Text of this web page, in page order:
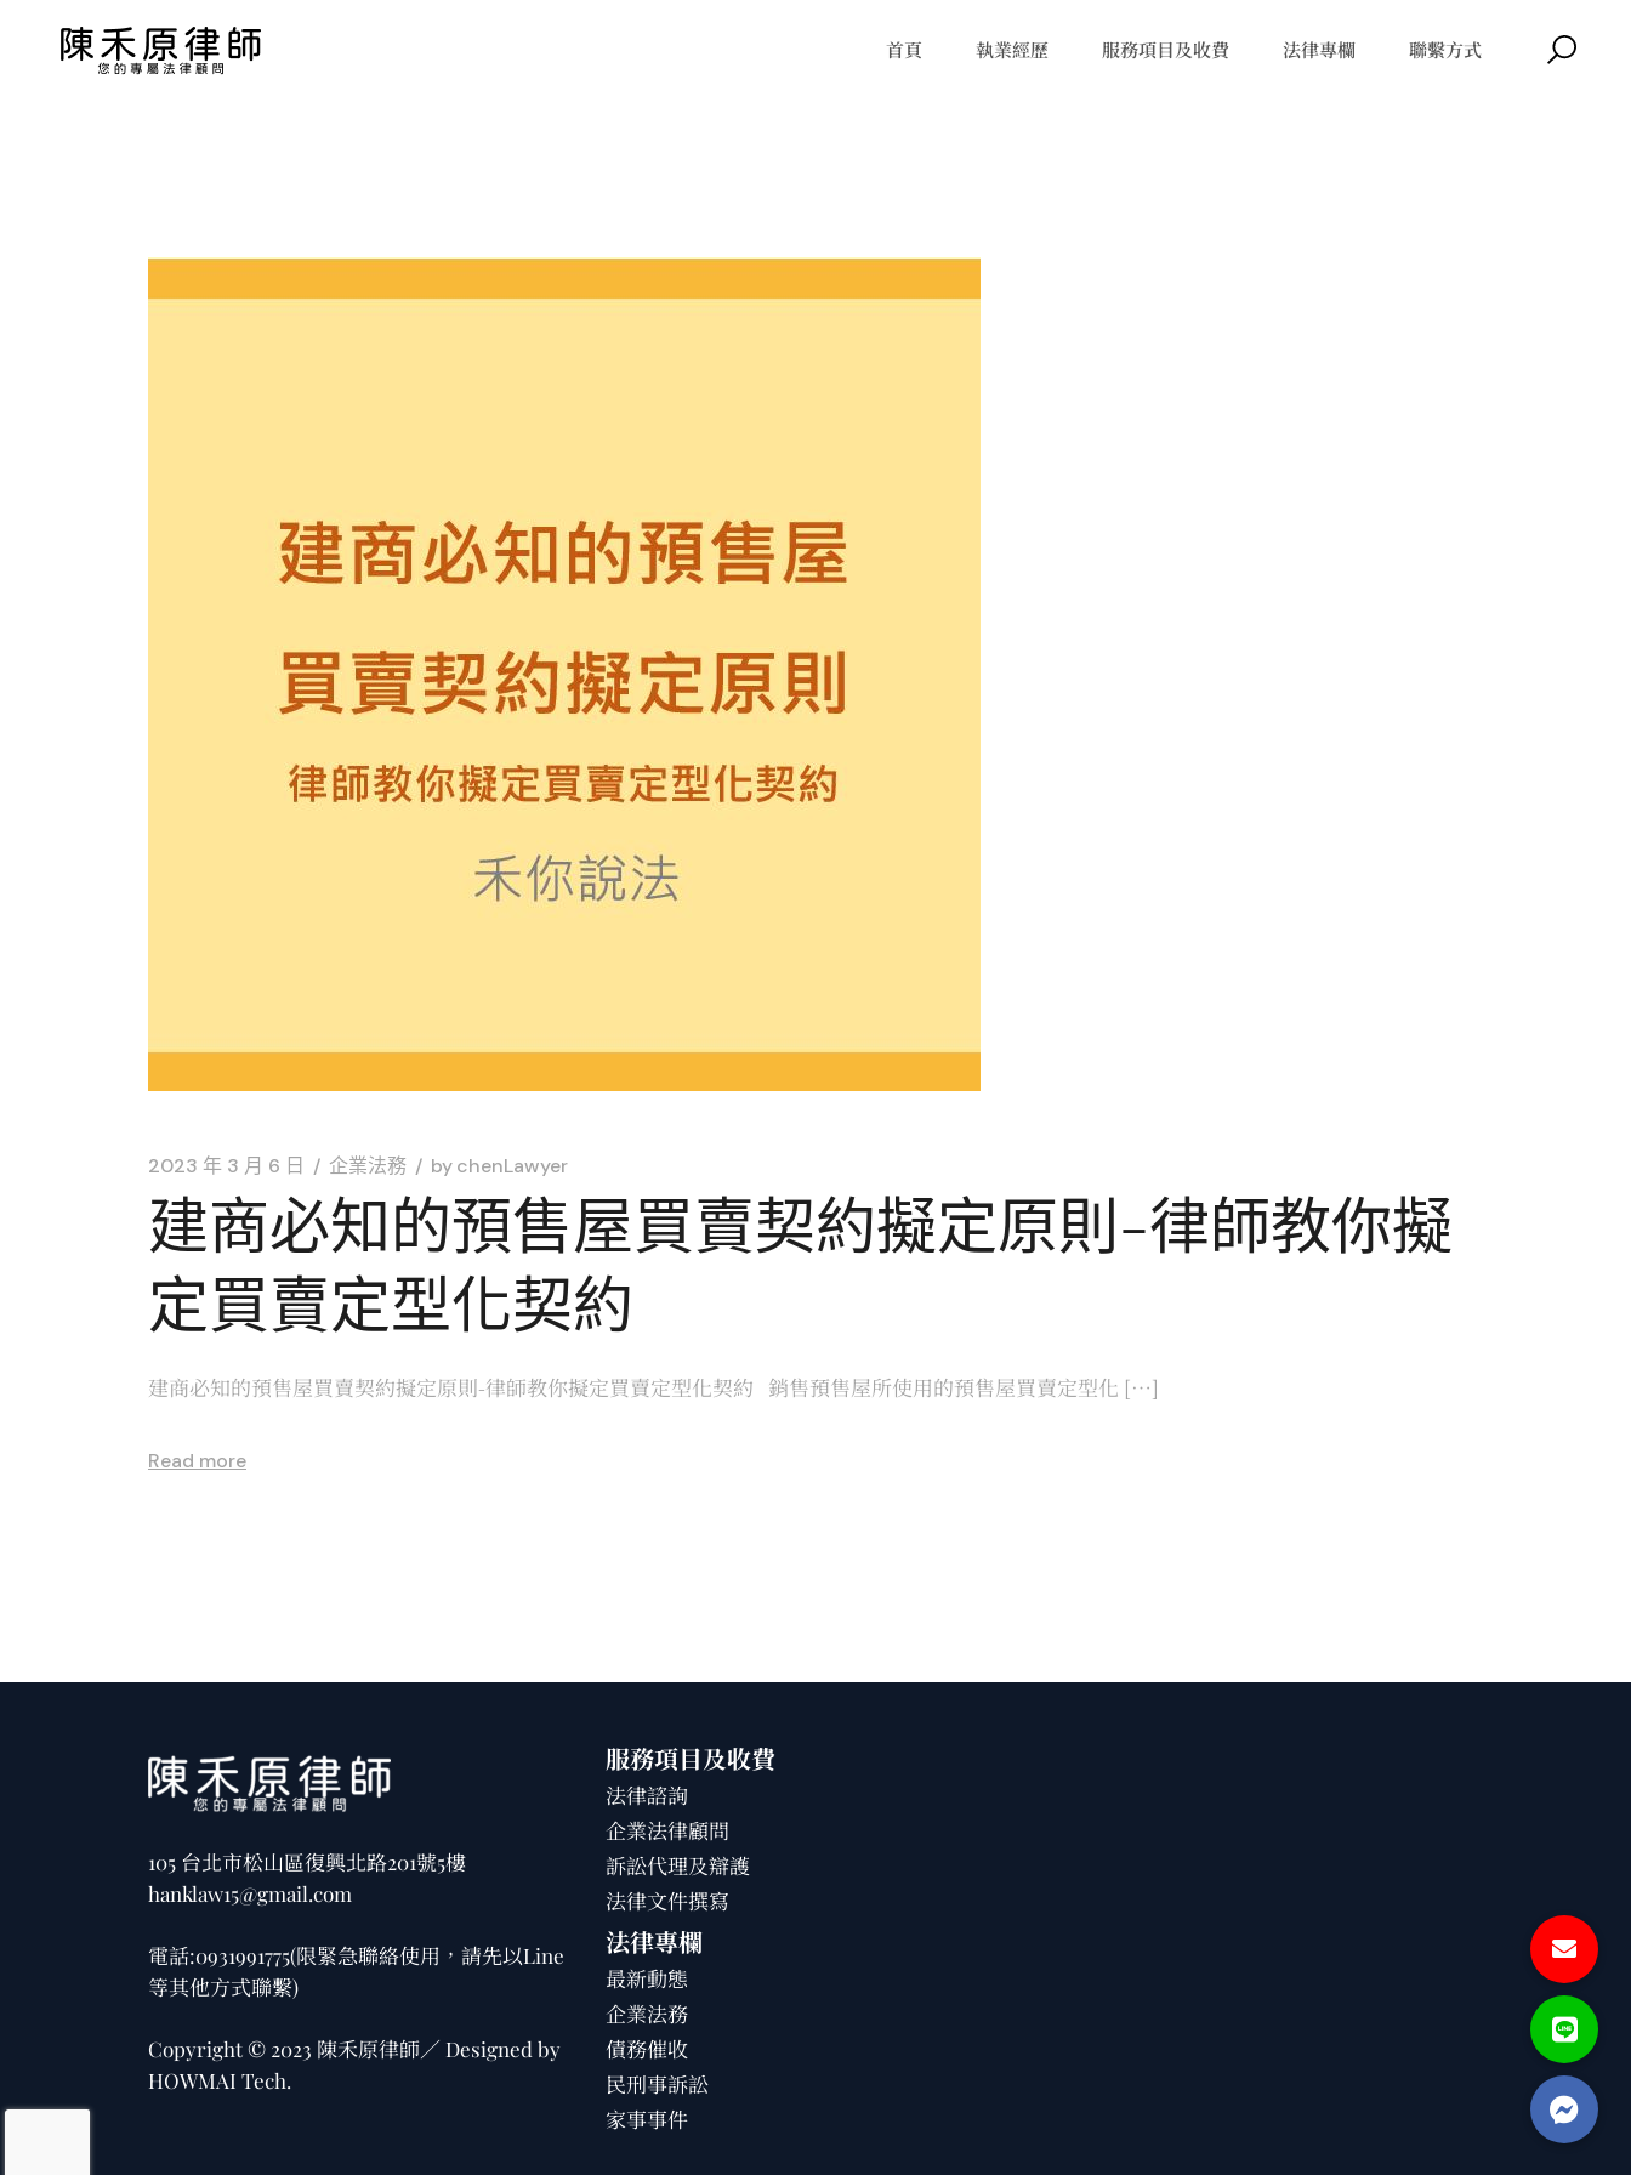
首頁 執業經歷 服務項目及收費 法律專欄 聯繫方式
2023 年 3 月 6 日 企業法務 bychenLawyer
建商必知的預售屋買賣契約擬定原則-律師教你擬
定買賣定型化契約
建商必知的預售屋買賣契約擬定原則-律師教你擬定買賣定型化契約 銷售預售屋所使用的預售屋買賣定型化 […]
Read more
105 台北市松山區復興北路201號5樓
hanklaw15@gmail.com
電話:0931991775(限緊急聯絡使用，請先以Line
等其他方式聯繫)
Copyright © 2023 陳禾原律師／ Designed by
HOWMAI Tech.
服務項目及收費
法律諮詢
企業法律顧問
訴訟代理及辯護
法律文件撰寫
法律專欄
最新動態
企業法務
債務催收
民刑事訴訟
家事事件